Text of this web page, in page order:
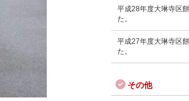
平成28年度大琳寺区
た。
平成27年度大琳寺区
た。
その他